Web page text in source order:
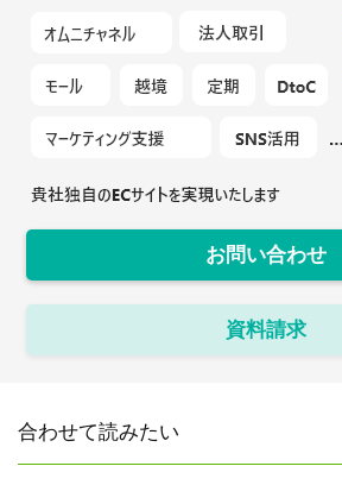
お問い合わせ
資料請求
合わせて読みたい